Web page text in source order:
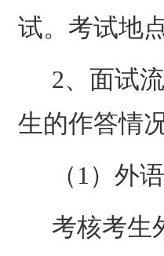
试。考试地
2、面试
生的作答情
（ 1 ）外
考核考生